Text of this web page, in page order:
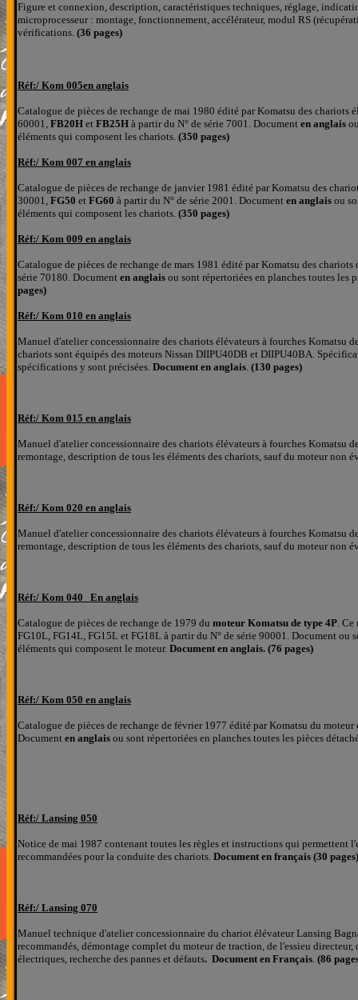
Figure et connexion, description, caractéristiques techniques, réglage,
microprocesseur : montage, fonctionnement, accélérateur, modul RS
vérifications. (36 pages)
Réf:/ Kom 005en anglais
Catalogue de pièces de rechange de mai 1980 édité par Komatsu des chariots
60001, FB20H et FB25H à partir du N° de série 7001. Document en anglais
éléments qui composent les chariots. (350 pages)
Réf:/ Kom 007 en anglais
Catalogue de pièces de rechange de janvier 1981 édité par Komatsu des
30001, FG50 et FG60 à partir du N° de série 2001. Document en anglais ou
éléments qui composent les chariots. (350 pages)
Réf:/ Kom 009 en anglais
Catalogue de pièces de rechange de mars 1981 édité par Komatsu des
série 70180. Document en anglais ou sont répertoriées en planches toutes les
pages)
Réf:/ Kom 010 en anglais
Manuel d'atelier concessionnaire des chariots élévateurs à fourches Komatsu
chariots sont équipés des moteurs Nissan DIIPU40DB et DIIPU40BA.
spécifications y sont précisées. Document en anglais. (130 pages)
Réf:/ Kom 015 en anglais
Manuel d'atelier concessionnaire des chariots élévateurs à fourches Komatsu
remontage, description de tous les éléments des chariots, sauf du moteur non
Réf:/ Kom 020 en anglais
Manuel d'atelier concessionnaire des chariots élévateurs à fourches Komatsu
remontage, description de tous les éléments des chariots, sauf du moteur non
Réf:/ Kom 040 En anglais
Catalogue de pièces de rechange de 1979 du moteur Komatsu de type 4P. Ce
FG10L, FG14L, FG15L et FG18L à partir du N° de série 90001. Document ou
éléments qui composent le moteur. Document en anglais. (76 pages)
Réf:/ Kom 050 en anglais
Catalogue de pièces de rechange de février 1977 édité par Komatsu du
Document en anglais ou sont répertoriées en planches toutes les pièces
Réf:/ Lansing 050
Notice de mai 1987 contenant toutes les règles et instructions qui permettent
recommandées pour la conduite des chariots. Document en français (30 pages)
Réf:/ Lansing 070
Manuel technique d'atelier concessionnaire du chariot élévateur Lansing
recommandés, démontage complet du moteur de traction, de l'essieu
électriques, recherche des pannes et défauts. Document en Français. (86